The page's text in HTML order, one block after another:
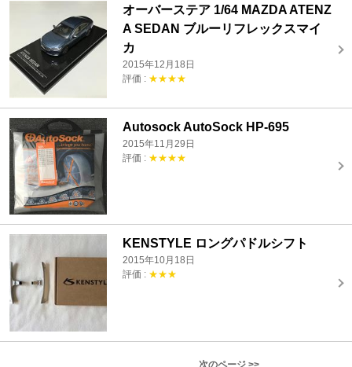
オーバーステア 1/64 MAZDA ATENZ
A SEDAN ブルーリフレックスマイ
カ
2015年12月18日
評価 : ★★★★
Autosock AutoSock HP-695
2015年11月29日
評価 : ★★★★
KENSTYLE ロングパドルシフト
2015年10月18日
評価 : ★★★
次のページ >>